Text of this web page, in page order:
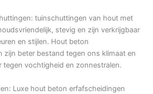
tuinschuttingen van hout met
stevig en zijn verkrijgbaar
en stijlen. Hout beton
zijn beter bestand tegen ons klimaat en
tegen vochtigheid en zonnestralen.
Luxe hout beton erfafscheidingen